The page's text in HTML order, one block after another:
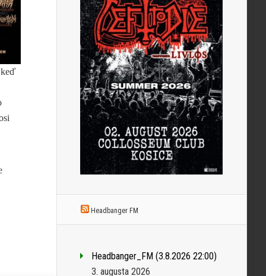
Headbanger FM
Headbanger_FM (3.8.2026 22:00)
3. augusta 2026